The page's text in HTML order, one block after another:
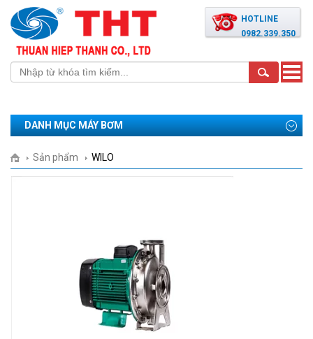
HOTLINE
0982.339.350
Toggle
DANH MỤC MÁY BƠM
Sản phẩm WILO